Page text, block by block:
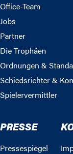
Office-Team
Jobs
Partner
Die Trophäen
Ordnungen &
Schiedsrichter &
Spielervermittler
PRESSE
Pressespiegel